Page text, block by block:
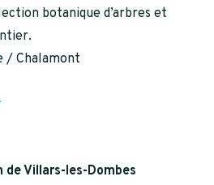
botanique d’arbres et
/ Chalamont
de Villars-les-Dombes